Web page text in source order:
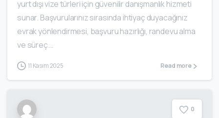
yurt dışı vize türleri için güvenilir danışmanlık hizmeti
sunar. Başvurularınız sırasında ihtiyaç duyacağınız
evrak yönlendirmesi, başvuru hazırlığı, randevu alma
ve süreç...
11 Kasım 2025 Read more
0